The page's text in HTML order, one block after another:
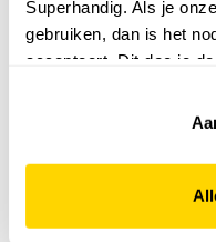
Superhandig. Als je
gebruiken, dan is het
accepteert. Dit doe je
website niet optimaal